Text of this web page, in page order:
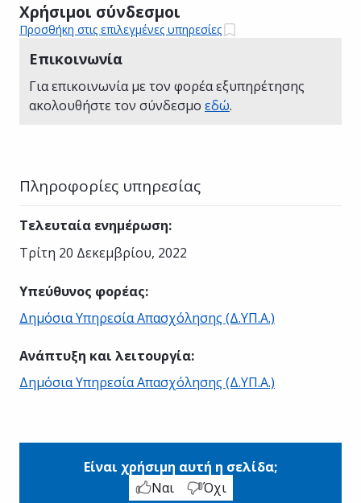
Χρήσιμοι σύνδεσμοι
Προσθήκη στις επιλεγμένες υπηρεσίες
Επικοινωνία
Για επικοινωνία με τον φορέα εξυπηρέτησης
ακολουθήστε τον σύνδεσμο εδώ.
Πληροφορίες υπηρεσίας
Τελευταία ενημέρωση:
Τρίτη 20 Δεκεμβρίου, 2022
Υπεύθυνος φορέας:
Δημόσια Υπηρεσία Απασχόλησης (Δ.ΥΠ.Α.)
Ανάπτυξη και λειτουργία:
Δημόσια Υπηρεσία Απασχόλησης (Δ.ΥΠ.Α.)
Είναι χρήσιμη αυτή η σελίδα;
Ναι
Όχι